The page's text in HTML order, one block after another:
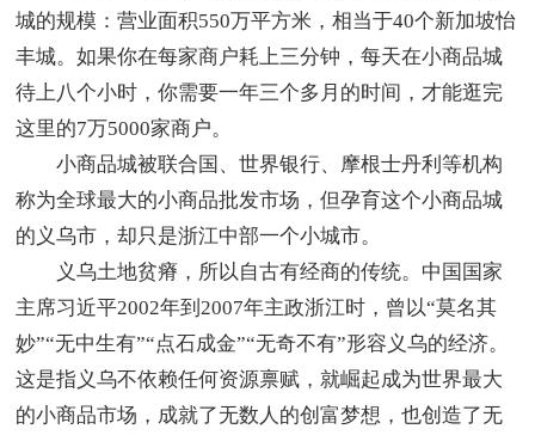
城的规模：营业面积550万平方米，相当于40个新加坡怡
丰城。如果你在每家商户耗上三分钟，每天在小商品城
待上八个小时，你需要一年三个多月的时间，才能逛完
这里的7万5000家商户。
小商品城被联合国、世界银行、摩根士丹利等机构
称为全球最大的小商品批发市场，但孕育这个小商品城
的义乌市，却只是浙江中部一个小城市。
义乌土地贫瘠，所以自古有经商的传统。中国国家
主席习近平2002年到2007年主政浙江时，曾以“莫名其
妙”“无中生有”“点石成金”“无奇不有”形容义乌的经济。
这是指义乌不依赖任何资源禀赋，就崛起成为世界最大
的小商品市场，成就了无数人的创富梦想，也创造了无